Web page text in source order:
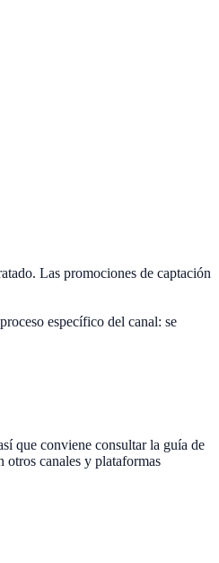
Las promociones de captación
específico del canal: se
que conviene consultar la guía de
otros canales y plataformas